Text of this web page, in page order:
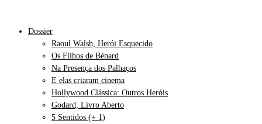
Dossier
Raoul Walsh, Herói Esquecido
Os Filhos de Bénard
Na Presença dos Palhaços
E elas criaram cinema
Hollywood Clássica: Outros Heróis
Godard, Livro Aberto
5 Sentidos (+ 1)